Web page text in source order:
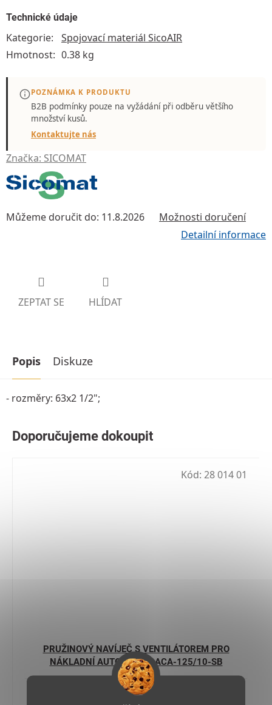
Značka: SICOMAT
Můžeme doručit do: 11.8.2026 Možnosti doručení
Detailní informace
ZEPTAT SE HLÍDAT
Technické údaje
Kategorie:
Spojovací materiál SicoAIR
Hmotnost: 0.38 kg
POZNÁMKA K PRODUKTU
B2B podmínky pouze na vyžádánípři odběru většího
množství kusů.
Kontaktujte nás
Popis Diskuze
- rozměry: 63x2 1/2";
PRUŽINOVÝ NAVÍJEČ S VENTILÁTOREM PRO
NÁKLADNÍ AUTOMOBILY ACA-125/10-SB
Skladem u výrobce 4-6 týdnů
Kód: 28 014 01